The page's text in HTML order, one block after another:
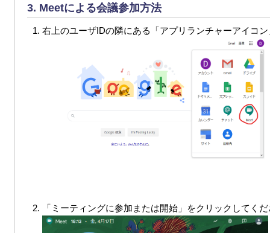
3. Meetによる会議参加方法
右上のユーザIDの隣にある「アプリランチャーアイコ
「ミーティングに参加または開始」をクリックしてく